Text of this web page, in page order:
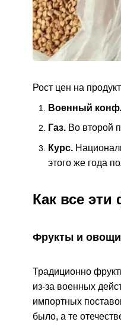
Рост цен на
Военный
Газ. Во второй
Курс.
этого же года
Как все
Фрукты и овощи
Традиционно
из-за военных
импортных
было, а те